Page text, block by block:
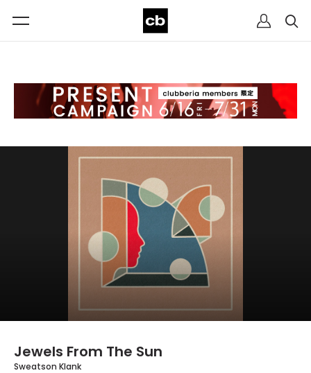
Jewels From The Sun
Sweatson Klank